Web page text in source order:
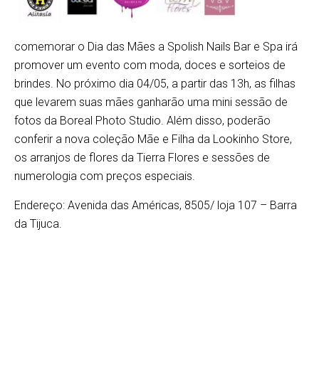
comemorar o Dia das Mães a Spolish Nails Bar e Spa irá
promover um evento com moda, doces e sorteios de
brindes. No próximo dia 04/05, a partir das 13h, as filhas
que levarem suas mães ganharão uma mini sessão de
fotos da Boreal Photo Studio. Além disso, poderão
conferir a nova coleção Mãe e Filha da Lookinho Store,
os arranjos de flores da Tierra Flores e sessões de
numerologia com preços especiais.
Endereço: Avenida das Américas, 8505/ loja 107 – Barra
da Tijuca.